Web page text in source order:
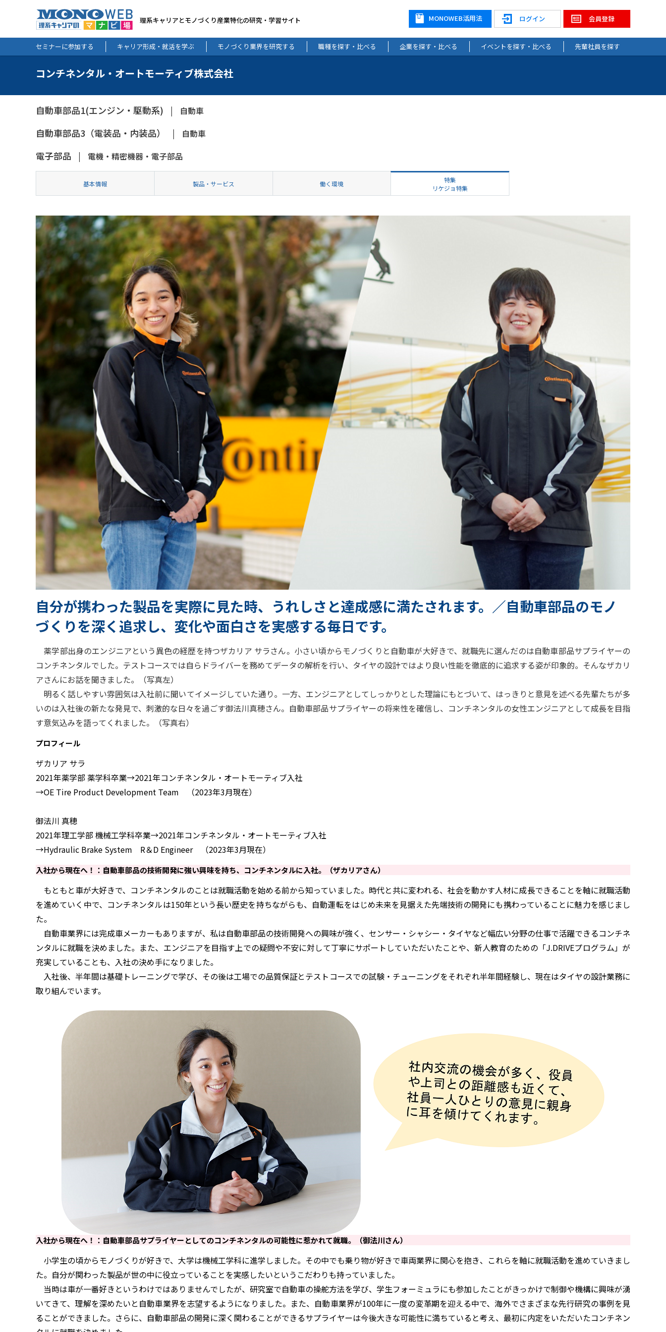
理系キャリアとモノづくり産業特化の研究・学習サイト 会員登録
ログイン
MONOWEB活用法
セミナーに参加する キャリア形成・就活を学ぶ モノづくり業界を研究する 職種を探す・比べる 企業を探す・比べる イベントを探す・比べる 先輩社員を探す
コンチネンタル・オートモーティブ株式会社
自動車部品1(エンジン・駆動系) 自動車
自動車部品3（電装品・内装品） 自動車
電子部品 電機・精密機器・電子部品
基本情報 製品・サービス 働く環境
特集
リケジョ特集
自分が携わった製品を実際に見た時、うれしさと達成感に満たされます。／自動車部品のモノ
づくりを深く追求し、変化や面白さを実感する毎日です。
薬学部出身のエンジニアという異色の経歴を持つザカリア サラさん。小さい頃からモノづくりと自動車が大好きで、就職先に選んだのは自動車部品サプライヤーの
コンチネンタルでした。テストコースでは自らドライバーを務めてデータの解析を行い、タイヤの設計ではより良い性能を徹底的に追求する姿が印象的。そんなザカリ
アさんにお話を聞きました。（写真左）
明るく話しやすい雰囲気は入社前に聞いてイメージしていた通り。一方、エンジニアとしてしっかりとした理論にもとづいて、はっきりと意見を述べる先輩たちが多
いのは入社後の新たな発見で、刺激的な日々を過ごす御法川真穂さん。自動車部品サプライヤーの将来性を確信し、コンチネンタルの女性エンジニアとして成長を目指
す意気込みを語ってくれました。（写真右）
プロフィール
ザカリア サラ
2021年薬学部 薬学科卒業→2021年コンチネンタル・オートモーティブ入社
→OE Tire Product Development Team （2023年3月現在）
御法川 真穂
2021年理工学部 機械工学科卒業→2021年コンチネンタル・オートモーティブ入社
→Hydraulic Brake System R＆D Engineer （2023年3月現在）
入社から現在へ！：自動車部品の技術開発に強い興味を持ち、コンチネンタルに入社。（ザカリアさん）
もともと車が大好きで、コンチネンタルのことは就職活動を始める前から知っていました。時代と共に変われる、社会を動かす人材に成長できることを軸に就職活動
を進めていく中で、コンチネンタルは150年という長い歴史を持ちながらも、自動運転をはじめ未来を見据えた先端技術の開発にも携わっていることに魅力を感じまし
た。
自動車業界には完成車メーカーもありますが、私は自動車部品の技術開発への興味が強く、センサー・シャシー・タイヤなど幅広い分野の仕事で活躍できるコンチネ
ンタルに就職を決めました。また、エンジニアを目指す上での疑問や不安に対して丁寧にサポートしていただいたことや、新人教育のための「J.DRIVEプログラム」が
充実していることも、入社の決め手になりました。
入社後、半年間は基礎トレーニングで学び、その後は工場での品質保証とテストコースでの試験・チューニングをそれぞれ半年間経験し、現在はタイヤの設計業務に
取り組んでいます。
入社から現在へ！：自動車部品サプライヤーとしてのコンチネンタルの可能性に惹かれて就職。（御法川さん）
小学生の頃からモノづくりが好きで、大学は機械工学科に進学しました。その中でも乗り物が好きで車両業界に関心を抱き、これらを軸に就職活動を進めていきまし
た。自分が関わった製品が世の中に役立っていることを実感したいというこだわりも持っていました。
当時は車が一番好きというわけではありませんでしたが、研究室で自動車の操舵方法を学び、学生フォーミュラにも参加したことがきっかけで制御や機構に興味が湧
いてきて、理解を深めたいと自動車業界を志望するようになりました。また、自動車業界が100年に一度の変革期を迎える中で、海外でさまざまな先行研究の事例を見
ることができました。さらに、自動車部品の開発に深く関わることができるサプライヤーは今後大きな可能性に満ちていると考え、最初に内定をいただいたコンチネン